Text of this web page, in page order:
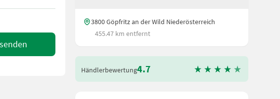
3800 Göpfritz an der Wild Niederösterreich
455.47 km entfernt
Händlerbewertung4.7